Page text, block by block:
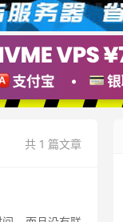
共 1 篇文章